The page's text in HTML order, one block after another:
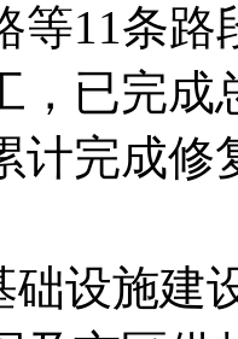
等11条
，已完成
计完成修
础设施建